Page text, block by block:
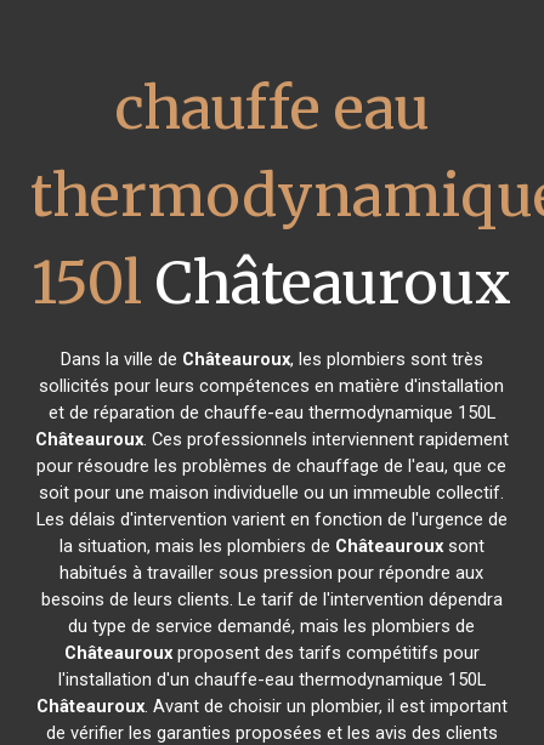
chauffe eau
150l Châteauroux
Dans la ville de Châteauroux, les plombiers sont très
sollicités pour leurs compétences en matière d'installation
et de réparation de chauffe-eau thermodynamique 150L
Châteauroux. Ces professionnels interviennent rapidement
pour résoudre les problèmes de chauffage de l'eau, que ce
soit pour une maison individuelle ou un immeuble collectif.
Les délais d'intervention varient en fonction de l'urgence de
la situation, mais les plombiers de Châteaurouxsont
habitués à travailler sous pression pour répondre aux
besoins de leurs clients. Le tarif de l'intervention dépendra
du type de service demandé, mais les plombiers de
Châteaurouxproposent des tarifs compétitifs pour
l'installation d'un chauffe-eau thermodynamique 150L
Châteauroux. Avant de choisir un plombier, il est important
de vérifier les garanties proposées et les avis des clients